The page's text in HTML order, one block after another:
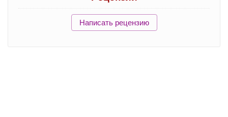
Написать рецензию